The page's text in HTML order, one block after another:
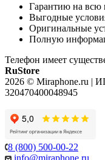
Гарантию на всю
Выгодные
Оригинальные
Полную
Телефон имеет
RuStore
2026 © Miraphone.ru |
320470400048945
8 (800) 500-00-22
info@miraphone.ru